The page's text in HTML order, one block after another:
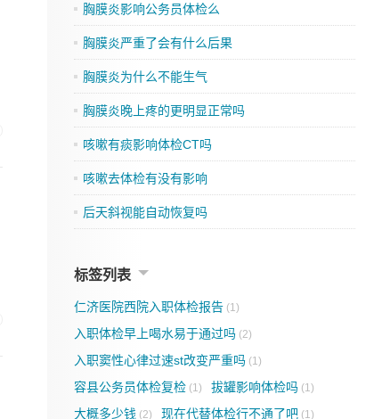
胸膜炎影响公务员体检么
胸膜炎严重了会有什么后果
胸膜炎为什么不能生气
胸膜炎晚上疼的更明显正常吗
咳嗽有痰影响体检CT吗
咳嗽去体检有没有影响
后天斜视能自动恢复吗
标签列表
仁济医院西院入职体检报告(1)
入职体检早上喝水易于通过吗(2)
入职窦性心律过速st改变严重吗(1)
容县公务员体检复检(1) 拔罐影响体检吗(1)
大概多少钱(2) 现在代替体检行不通了吧 (1)